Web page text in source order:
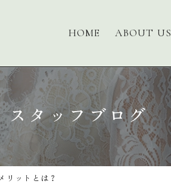
HOME ABOUT US
スタッフブログ
リットとは？